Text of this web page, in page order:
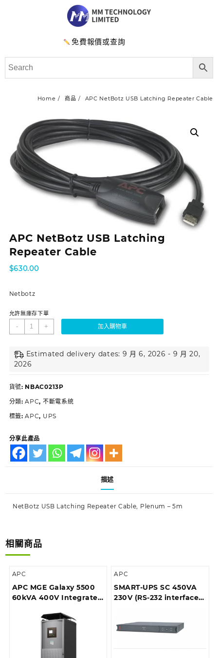
免費報價或查詢
Home 商品 APC NetBotz USB Latching Repeater Cable
APC NetBotz USB Latching
Repeater Cable
$630.00
Netbotz
允許無庫存下單
- + 加入購物車
Estimated delivery dates: 9 月 6, 2026 - 9 月 20,
2026
貨號: NBAC0213P
分類:APC, 不斷電系統
標籤:APC, UPS
分享此產品
描述
NetBotz USB Latching Repeater Cable, Plenum – 5m
相關商品
APC
APC MGE Galaxy 5500
60kVA 400V Integrated
APC
SMART-UPS SC 450VA
230V (RS-232 interface),